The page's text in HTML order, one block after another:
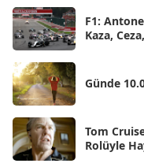
Haz 2025
May 2025 [54]
Nis 2025
Mar 2025
Şub 2025 [57]
Oca 2025
F1:
Kaza,
Günde
Tom
Rolüyle